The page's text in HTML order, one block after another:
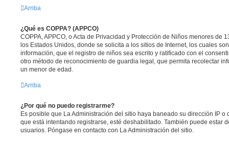
Arriba
¿Qué es COPPA? (APPCO)
COPPA, APPCO, o Acta de Privacidad y Protección de Niños menores de
los Estados Unidos, donde se solicita a los sitios de Internet, los cuales
información, que el registro de niños sea escrito y ratificado con el
otro método de reconocimiento de guardia legal, que permita recolectar
un menor de edad.
Arriba
¿Por qué no puedo registrarme?
Es posible que La Administración del sitio haya baneado su dirección IP
que está intentando registrarse, esté deshabilitado. También puede estar
usuarios. Póngase en contacto con La Administración del sitio.